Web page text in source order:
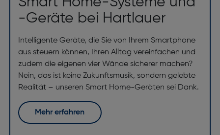
-Geräte bei Hartlauer
Intelligente Geräte, die Sie von Ihrem Smartphone
aus steuern können, Ihren Alltag vereinfachen und
zudem die eigenen vier Wände sicherer machen?
Nein, das ist keine Zukunftsmusik, sondern gelebte
Realität – unseren Smart Home-Geräten sei Dank.
Mehr erfahren